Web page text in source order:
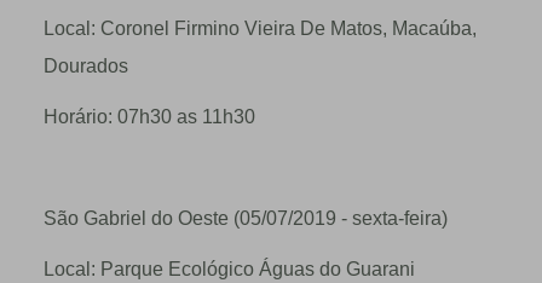
Local: Coronel Firmino Vieira De Matos, Macaúba,
Dourados
Horário: 07h30 as 11h30
São Gabriel do Oeste (05/07/2019 - sexta-feira)
Local: Parque Ecológico Águas do Guarani